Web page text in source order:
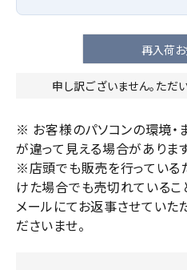
再入荷
申し訳ございません。ただ
※ お客様のパソコンの環境
が違って見える場合があります
※店頭でも販売を行っている
けた場合でも売切れているこ
メールにてお返事させていた
ださいませ。